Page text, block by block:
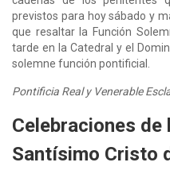
previstos para hoy sábado y
que resaltar la Función
tarde en la Catedral y el
solemne función pontificial.
Pontificia Real y Venerable
Celebraciones de
Santísimo Cristo